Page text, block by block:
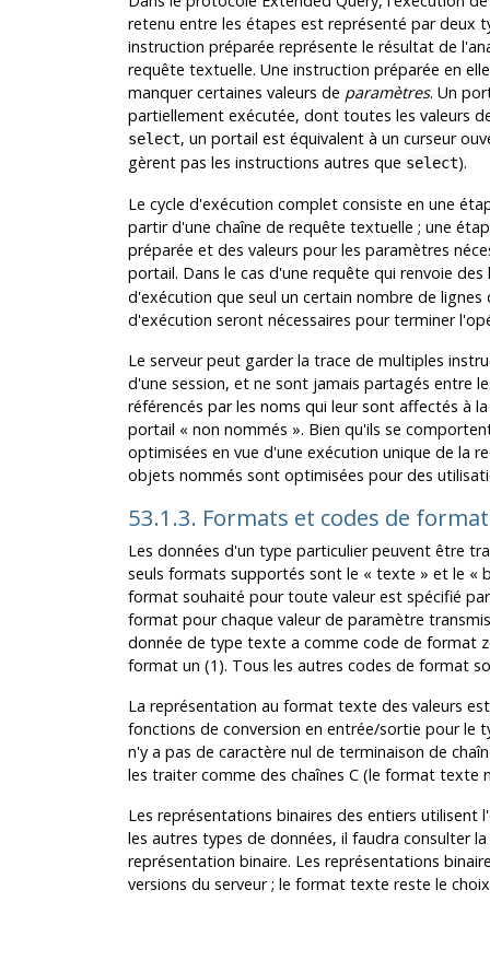
retenu entre les étapes est représenté par deux
instruction préparée représente le résultat de
requête textuelle. Une instruction préparée en
manquer certaines valeurs de paramètres. Un
partiellement exécutée, dont toutes les valeurs
select, un portail est équivalent à un curseur
gèrent pas les instructions autres que select).
Le cycle d'exécution complet consiste en une
partir d'une chaîne de requête textuelle ; une
préparée et des valeurs pour les paramètres
portail. Dans le cas d'une requête qui renvoie des
d'exécution que seul un certain nombre de
d'exécution seront nécessaires pour terminer
Le serveur peut garder la trace de multiples
d'une session, et ne sont jamais partagés entre
référencés par les noms qui leur sont affectés à
portail « non nommés ». Bien qu'ils se
optimisées en vue d'une exécution unique de la
objets nommés sont optimisées pour des
53.1.3. Formats et codes de format
Les données d'un type particulier peuvent être
seuls formats supportés sont le « texte » et le «
format souhaité pour toute valeur est spécifié
format pour chaque valeur de paramètre
donnée de type texte a comme code de format
format un (1). Tous les autres codes de format
La représentation au format texte des valeurs
fonctions de conversion en entrée/sortie pour le
n'y a pas de caractère nul de terminaison de
les traiter comme des chaînes C (le format texte
Les représentations binaires des entiers
les autres types de données, il faudra consulter
représentation binaire. Les représentations
versions du serveur ; le format texte reste le